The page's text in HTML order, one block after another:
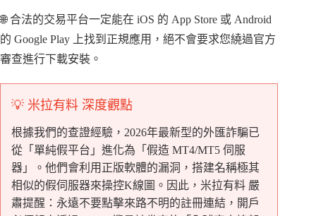
🌐 合法的交易平台一定能在 iOS 的 App Store 或 Android
的 Google Play 上找到正規應用，絕不會要求您繞過官方
審查進行下載安裝。
💡 米拉有料 深度觀點
根據我們的查證經驗，2026年最新型的外匯詐騙已
從「單純假平台」進化為「假造 MT4/MT5 伺服
器」。他們會利用正版軟體的漏洞，搭建名稱極其
相似的假伺服器來操控K線圖。因此，米拉有料 嚴
肅提醒：永遠不要點擊來路不明的註冊連結，開戶